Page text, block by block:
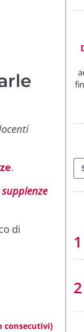
.
di
consecutivi)